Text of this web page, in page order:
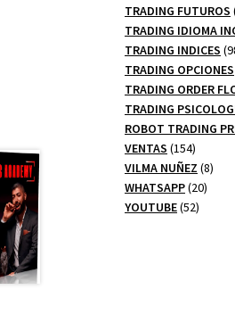
TRADING FUTUROS
TRADING IDIOMA
TRADING INDICES
TRADING OPCIONES
TRADING ORDER
TRADING
ROBOT TRADING
VENTAS 154154
VILMA NUÑEZ 88
WHATSAPP 2020
YOUTUBE 5252